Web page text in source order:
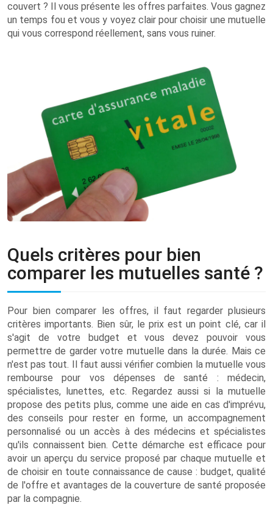
couvert ? Il vous présente les offres parfaites. Vous gagnez
un temps fou et vous y voyez clair pour choisir une mutuelle
qui vous correspond réellement, sans vous ruiner.
Quels critères pour bien
comparer les mutuelles santé ?
Pour bien comparer les offres, il faut regarder plusieurs
critères importants. Bien sûr, le prix est un point clé, car il
s'agit de votre budget et vous devez pouvoir vous
permettre de garder votre mutuelle dans la durée. Mais ce
n'est pas tout. Il faut aussi vérifier combien la mutuelle vous
rembourse pour vos dépenses de santé : médecin,
spécialistes, lunettes, etc. Regardez aussi si la mutuelle
propose des petits plus, comme une aide en cas d'imprévu,
des conseils pour rester en forme, un accompagnement
personnalisé ou un accès à des médecins et spécialistes
qu'ils connaissent bien. Cette démarche est efficace pour
avoir un aperçu du service proposé par chaque mutuelle et
de choisir en toute connaissance de cause : budget, qualité
de l'offre et avantages de la couverture de santé proposée
par la compagnie.